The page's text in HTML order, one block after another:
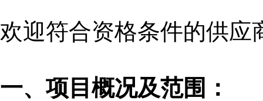
欢迎符合资格条件的供应
一、项目概况及范围：